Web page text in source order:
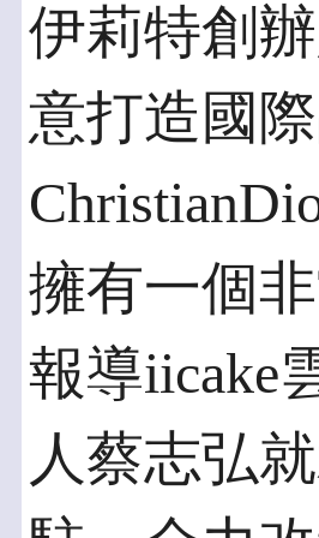
伊莉特創
意打造國
擁有一個
報導iicake
人蔡志弘